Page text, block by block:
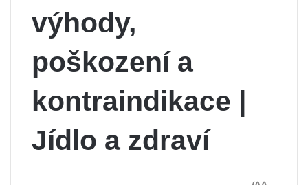
výhody,
poškození a
kontraindikace |
Jídlo a zdraví